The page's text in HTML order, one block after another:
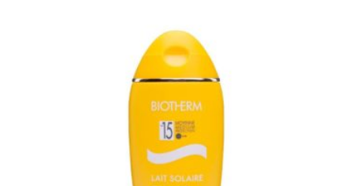
19,48€.